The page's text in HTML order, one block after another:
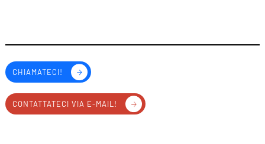
CHIAMATECI!
CONTATTATECI VIA E-MAIL!